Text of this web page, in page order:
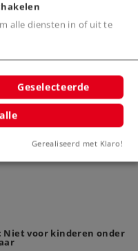
Niet voor kinderen onder
alle diensten in of uit te
Geselecteerde
Gerealiseerd met Klaro!